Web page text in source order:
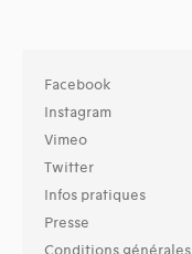
Facebook
Instagram
Vimeo
Twitter
Infos pratiques
Presse